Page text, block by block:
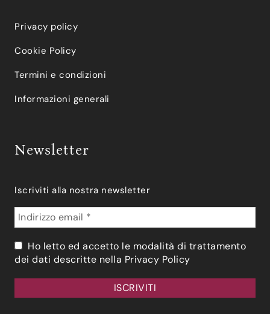
Privacy policy
Cookie Policy
Termini e condizioni
Informazioni generali
Newsletter
Iscriviti alla nostra newsletter
Ho letto ed accetto le modalità di trattamento
dei dati descritte nella Privacy Policy